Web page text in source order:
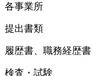
各事業所
提出書類
履歴書、職務経歴書
検査・試験